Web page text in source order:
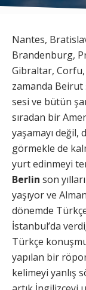
Nantes,
Brandenburg,
Gibraltar,
zamanda Beirut
sesi ve bütün
sıradan bir
yaşamayı değil,
görmekle de
yurt edinmeyi
Berlin son
yaşıyor ve
dönemde
İstanbul’da
Türkçe
yapılan bir
kelimeyi yanlış